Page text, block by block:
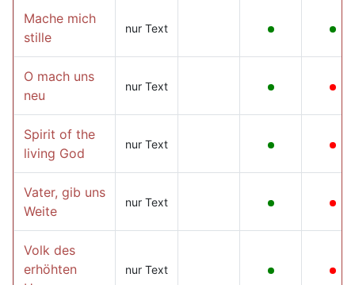
Mache mich
stille
nur Text
O mach uns
neu
nur Text
Spirit of the
living God
nur Text
Vater, gib uns
Weite
nur Text
Volk des
erhöhten
nur Text